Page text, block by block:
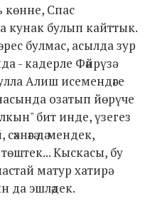
көнне, Спас
булып кайттык.
булмас, асылда зур
- кадерле Фәйрүзә
Алиш исемендәге
озатып йөрүче
бит инде, үзегез
дә мендек,
Кыскасы, бу
матур хатирә
да эшләдек.